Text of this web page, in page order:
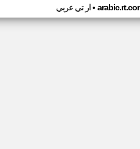
ار تي عربي•